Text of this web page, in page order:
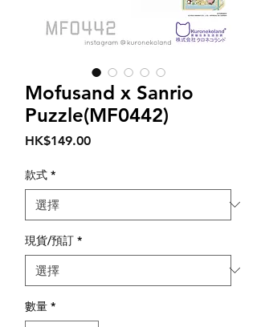
Mofusand x Sanrio
Puzzle(MF0442)
HK$149.00價
款式 *
現貨/預訂 *
數量 *